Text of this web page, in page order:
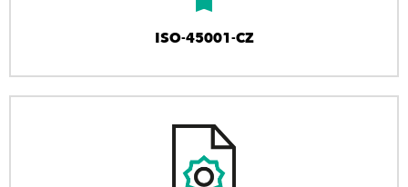
ISO-45001-CZ